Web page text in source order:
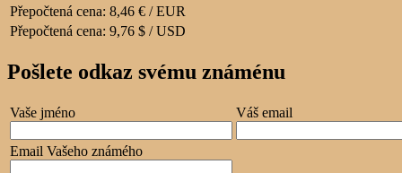
Přepočtená cena: 8,46 € / EUR
Přepočtená cena: 9,76 $ / USD
Pošlete odkaz svému známénu
Vaše jméno Váš email
Email Vašeho známého